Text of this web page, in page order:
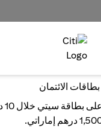
بطاقات الائتمان